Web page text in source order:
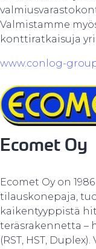
Valmistamme
konttiratkaisuja
www.conlog-
Ecomet Oy
Ecomet Oy on
tilauskonepaja,
kaikentyyppistä
teräsrakennetta –
(RST, HST,